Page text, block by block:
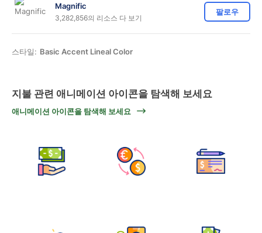
Magnific
3,282,856의 리소스 다 보기
팔로우
스타일: Basic Accent Lineal Color
지불 관련 애니메이션 아이콘을 탐색해 보세요
애니메이션 아이콘을 탐색해 보세요